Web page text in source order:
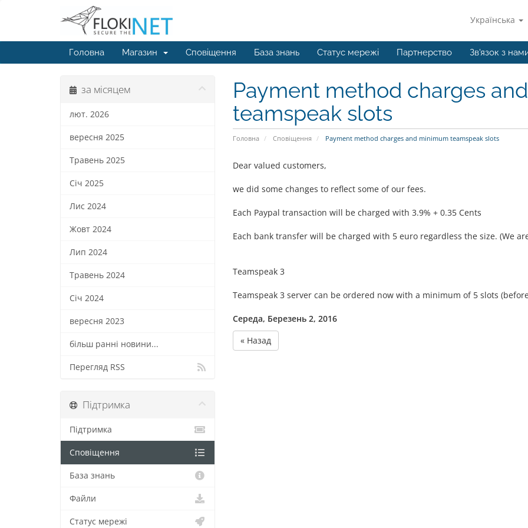
Українська
Головна Магазин Сповіщення База знань Статус мережі Партнерство Зв'язок з
Payment method charges
teamspeak slots
Головна Сповіщення Payment method charges and minimum teamspeak slots
за місяцем
лют. 2026
вересня 2025
Травень 2025
Січ 2025
Лис 2024
Жовт 2024
Лип 2024
Травень 2024
Січ 2024
вересня 2023
більш ранні новини...
Перегляд RSS
Dear valued customers,
we did some changes to reflect some of our fees.
Each Paypal transaction will be charged with 3.9% + 0.35 Cents
Each bank transfer will be charged with 5 euro regardless the size. (We
Teamspeak 3
Teamspeak 3 server can be ordered now with a minimum of 5 slots
Середа, Березень 2, 2016
« Назад
Підтримка
Підтримка
Сповіщення
База знань
Файли
Статус мережі